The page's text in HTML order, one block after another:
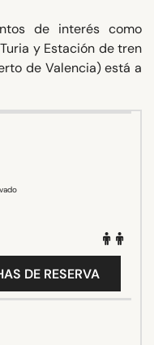
de interés como
y Estación de tren
de Valencia) está a
DE RESERVA